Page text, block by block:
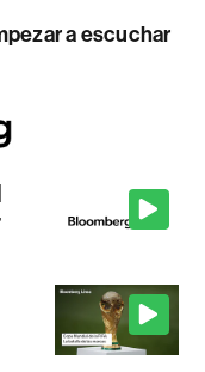
a escuchar